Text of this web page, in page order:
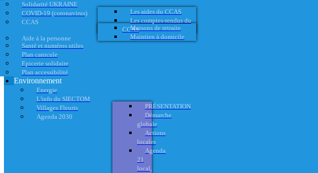
Solidarité UKRAINE
COVID-19 (coronavirus)
CCAS
Les aides du CCAS
Les comptes-rendus du
CCAS
Aide à la personne
Maisons de retraite
Maintien à domicile
Santé et numéros utiles
Plan canicule
Epicerie solidaire
Plan accessibilité
Environnement
Energie
L'info du SIECTOM
Villages Fleuris
Agenda 2030
PRÉSENTATION
Démarche
globale
Actions
locales
Agenda
21
local,